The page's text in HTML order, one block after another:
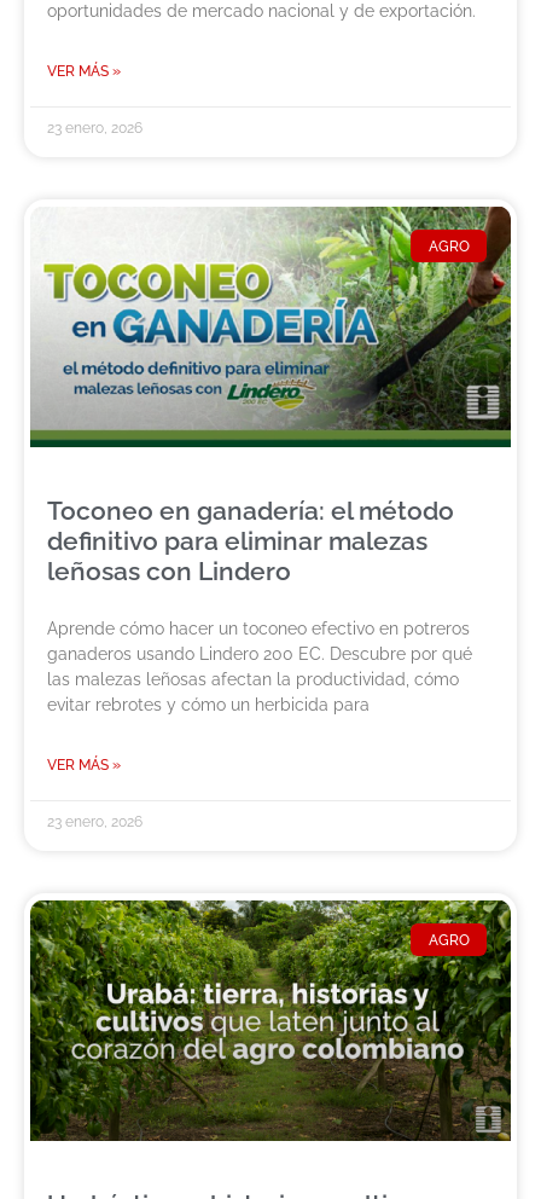
oportunidades de mercado nacional y de exportación.
VER MÁS »
23 enero, 2026
AGRO
Toconeo en ganadería: el método
definitivo para eliminar malezas
leñosas con Lindero
Aprende cómo hacer un toconeo efectivo en potreros
ganaderos usando Lindero 200 EC. Descubre por qué
las malezas leñosas afectan la productividad, cómo
evitar rebrotes y cómo un herbicida para
VER MÁS »
23 enero, 2026
AGRO